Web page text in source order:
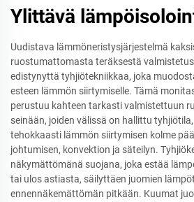
Ylittävä
Uudistava lämmöneristysjärjestelmä
ruostumattomasta teräksestä
edistynyttä tyhjiötekniikkaa, joka
esteen lämmön siirtymiselle. Tämä
perustuu kahteen tarkasti valmistettuun
seinään, joiden välissä on hallittu
tehokkaasti lämmön siirtymisen kolme
johtumisen, konvektion ja säteilyn.
näkymättömänä suojana, joka estää
tai ulos astiasta, säilyttäen juomien
ennennäkemättömän pitkään. Kuumat